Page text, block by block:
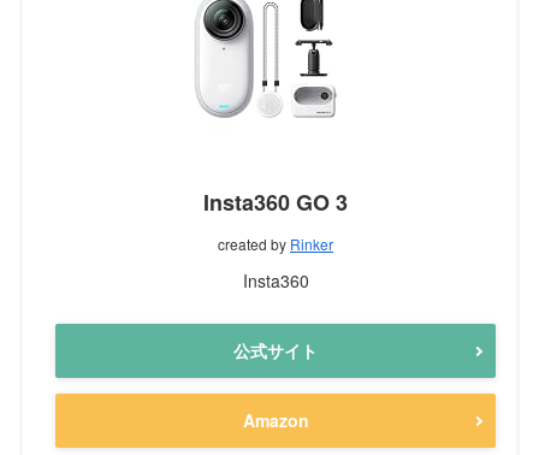
Insta360 GO 3
created by Rinker
Insta360
公式サイト
Amazon